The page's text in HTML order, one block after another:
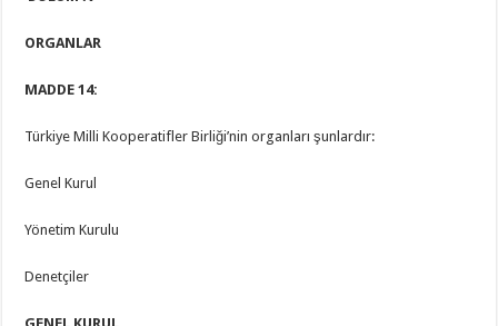
ORGANLAR
MADDE 14:
Türkiye Milli Kooperatifler Birliği’nin organları şunlardır:
Genel Kurul
Yönetim Kurulu
Denetçiler